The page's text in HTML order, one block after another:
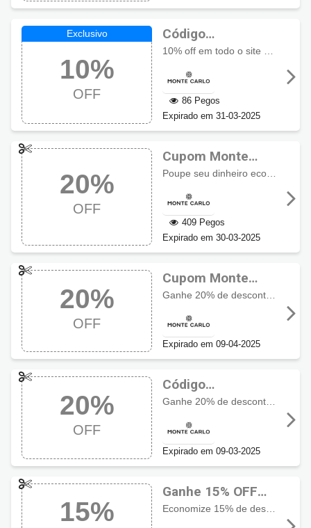
10%
OFF
Código
promocional
Monte Carlo com
10% OFF
86 Pegos
Expirado em 31-03-2025
20%
OFF
Cupom Monte
Carlo com 20% de
409 Pegos
Expirado em 30-03-2025
20%
OFF
Cupom Monte
Carlo com 20%
Expirado em 09-04-2025
20%
OFF
Código
promocional
Monte Carlo com
20% OFF
Expirado em 09-03-2025
15%
Ganhe 15% OFF
usando cupom